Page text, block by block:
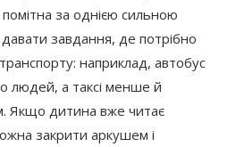
помітна за однією сильною
завдання, де потрібно
наприклад, автобус
людей, а таксі менше й
Якщо дитина вже читає
закрити аркушем і